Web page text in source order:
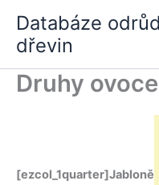
obsah
Databáze
dřevin
Druhy ovoce
[ezcol_1quarter]Jabloně